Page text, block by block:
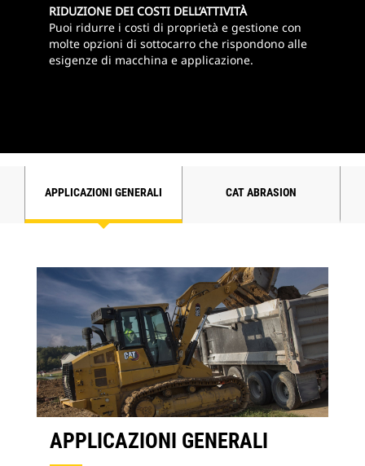
RIDUZIONE DEI COSTI DELL’ATTIVITÀ
Puoi ridurre i costi di proprietà e gestione con
molte opzioni di sottocarro che rispondono alle
esigenze di macchina e applicazione.
APPLICAZIONI GENERALI CAT ABRASION
APPLICAZIONI GENERALI